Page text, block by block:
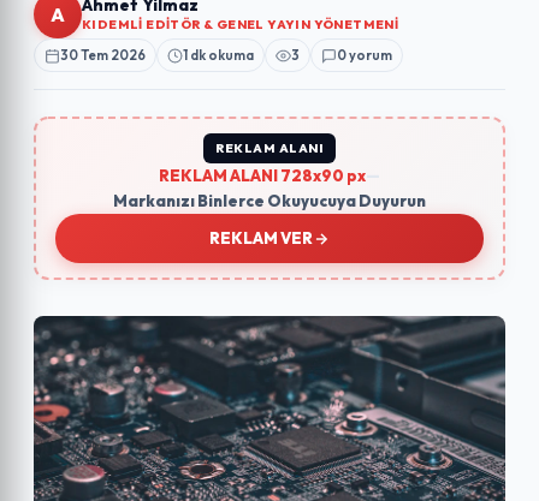
A KIDEMLI EDITÖR & GENEL YAYIN YÖNETMENI
30 Tem 2026 1 dk okuma 3 0 yorum
REKLAM ALANI
REKLAM ALANI 728x90 px
Markanızı Binlerce Okuyucuya Duyurun
REKLAM VER